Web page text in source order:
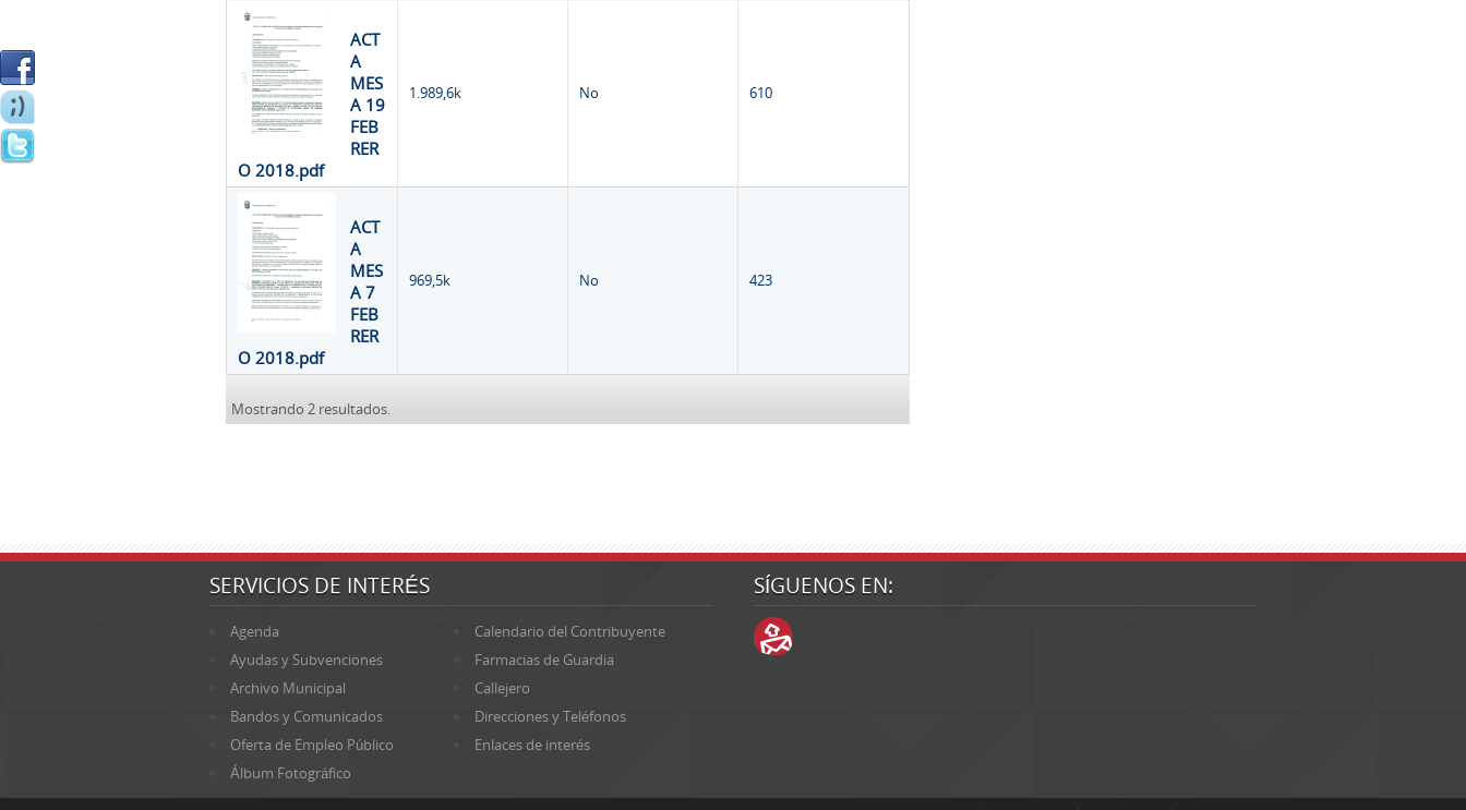
ACT
A
MES
A 19
FEB
RER
O 2018.pdf
1.989,6k No 610
ACT
A
MES
A 7
FEB
RER
O 2018.pdf
969,5k No 423
Mostrando 2 resultados.
SERVICIOS DE INTERÉS
Agenda
Calendario del Contribuyente
Ayudas y Subvenciones
Farmacias de Guardia
Archivo Municipal
Callejero
Bandos y Comunicados
Direcciones y Teléfonos
Oferta de Empleo Público
Enlaces de interés
Álbum Fotográfico
SÍGUENOS EN: